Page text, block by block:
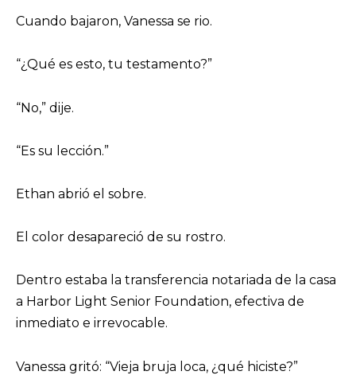
Cuando bajaron, Vanessa se rio.
“¿Qué es esto, tu testamento?”
“No,” dije.
“Es su lección.”
Ethan abrió el sobre.
El color desapareció de su rostro.
Dentro estaba la transferencia notariada de la casa
a Harbor Light Senior Foundation, efectiva de
inmediato e irrevocable.
Vanessa gritó: “Vieja bruja loca, ¿qué hiciste?”